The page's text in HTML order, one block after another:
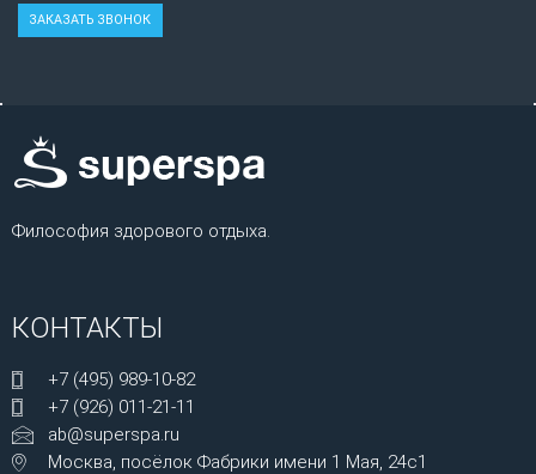
Философия здорового отдыха.
КОНТАКТЫ
+7 (495) 989-10-82
+7 (926) 011-21-11
ab@superspa.ru
Москва, посёлок Фабрики имени 1 Мая, 24с1